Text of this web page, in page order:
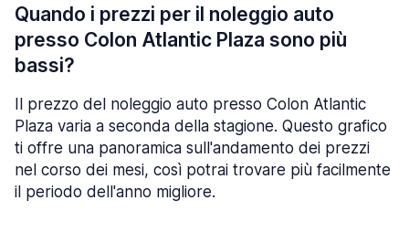
Quando i prezzi per il noleggio auto
presso Colon Atlantic Plaza sono più
bassi?
Il prezzo del noleggio auto presso Colon Atlantic
Plaza varia a seconda della stagione. Questo grafico
ti offre una panoramica sull'andamento dei prezzi
nel corso dei mesi, così potrai trovare più facilmente
il periodo dell'anno migliore.